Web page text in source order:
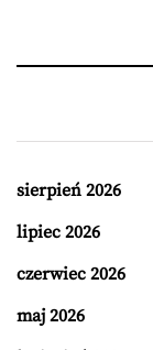
sierpień 2026
lipiec 2026
czerwiec 2026
maj 2026